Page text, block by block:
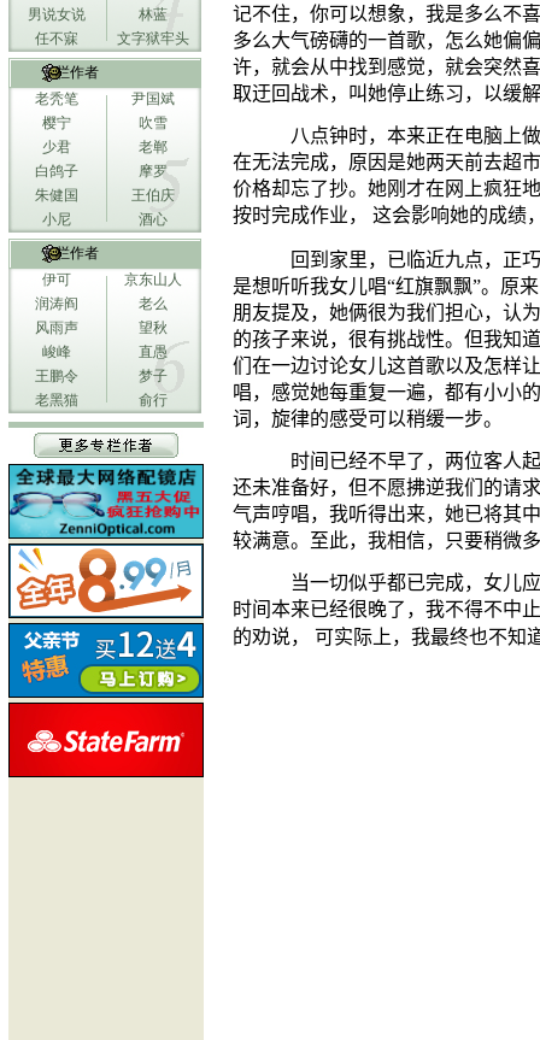
男说女说
林蓝
任不寐
文字狱牢头
专栏作者
老秃笔
尹国斌
樱宁
吹雪
少君
老郸
白鸽子
摩罗
朱健国
王伯庆
小尼
酒心
专栏作者
伊可
京东山人
润涛阎
老么
风雨声
望秋
峻峰
直愚
王鹏令
梦子
老黑猫
俞行
记不住，你可以想象，我是多么不
多么大气磅礴的一首歌，怎么她偏
许，就会从中找到感觉，就会突然
取迂回战术，叫她停止练习，以缓
八点钟时，本来正在电脑上
在无法完成，原因是她两天前去超
价格却忘了抄。她刚才在网上疯狂
按时完成作业，
这会影响她的成绩
回到家里，已临近九点，正
是想听听我女儿唱“红旗飘飘”。原
朋友提及，她俩很为我们担心，认
的孩子来说，很有挑战性。但我知
们在一边讨论女儿这首歌以及怎样
唱，感觉她每重复一遍，都有小小
词，旋律的感受可以稍缓一步。
时间已经不早了，两位客人
还未准备好，但不愿拂逆我们的请
气声哼唱，我听得出来，她已将其
较满意。至此，我相信，只要稍微
当一切似乎都已完成，女儿
时间本来已经很晚了，我不得不中
的劝说，
可实际上，我最终也不知